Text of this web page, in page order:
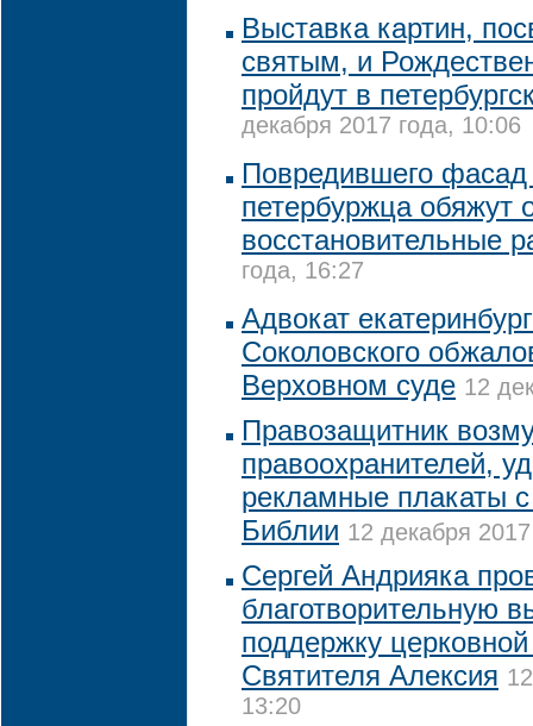
Выставка картин,
святым, и
пройдут в
декабря 2017 года, 10:06
Повредившего фасад
петербуржца обяжут
восстановительные
года, 16:27
Адвокат
Соколовского
Верховном суде 12
Правозащитник
правоохранителей,
рекламные плакаты
Библии 12 декабря
Сергей Андрияка
благотворительную
поддержку
Святителя Алексия
13:20